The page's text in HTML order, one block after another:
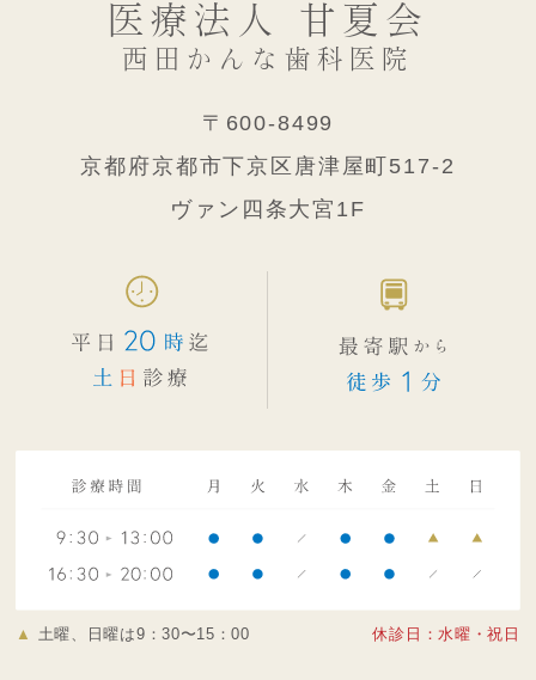
医療法人 甘夏会
西田かんな歯科医院
〒600-8499
京都府京都市下京区唐津屋町517-2
ヴァン四条大宮1F
▲ 土曜、日曜は9：30〜15：00 休診日：水曜・祝日